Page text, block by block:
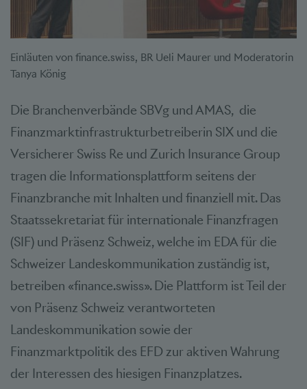
Einläuten von finance.swiss, BR Ueli Maurer und Moderatorin
Tanya König
Die Branchenverbände SBVg und AMAS, die
Finanzmarktinfrastrukturbetreiberin SIX und die
Versicherer Swiss Re und Zurich Insurance Group
tragen die Informationsplattform seitens der
Finanzbranche mit Inhalten und finanziell mit. Das
Staatssekretariat für internationale Finanzfragen
(SIF) und Präsenz Schweiz, welche im EDA für die
Schweizer Landeskommunikation zuständig ist,
betreiben «finance.swiss». Die Plattform ist Teil der
von Präsenz Schweiz verantworteten
Landeskommunikation sowie der
Finanzmarktpolitik des EFD zur aktiven Wahrung
der Interessen des hiesigen Finanzplatzes.